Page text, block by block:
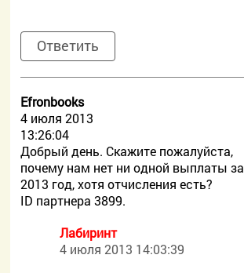
Ответить
Efronbooks
4 июля 2013
13:26:04
Добрый день. Скажите пожалуйста,
почему нам нет ни одной выплаты за
2013 год, хотя отчисления есть?
ID партнера 3899.
Лабиринт
4 июля 2013 14:03:39